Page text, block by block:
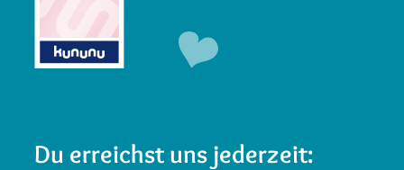
Du erreichst uns jederzeit: